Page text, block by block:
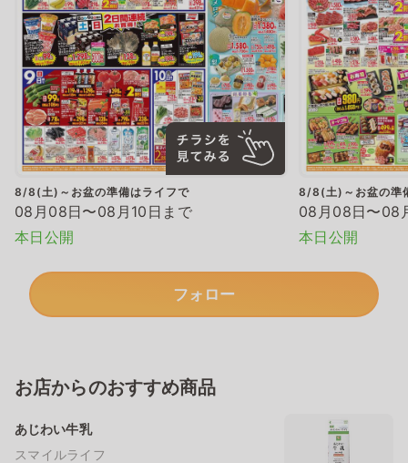
8/8(土)～お盆の準備はライフで
08月08日〜08月10日まで
本日公開
8/8(土)～お盆の準
08月08日〜08
本日公開
フォロー
お店からのおすすめ商品
あじわい牛乳
スマイルライフ